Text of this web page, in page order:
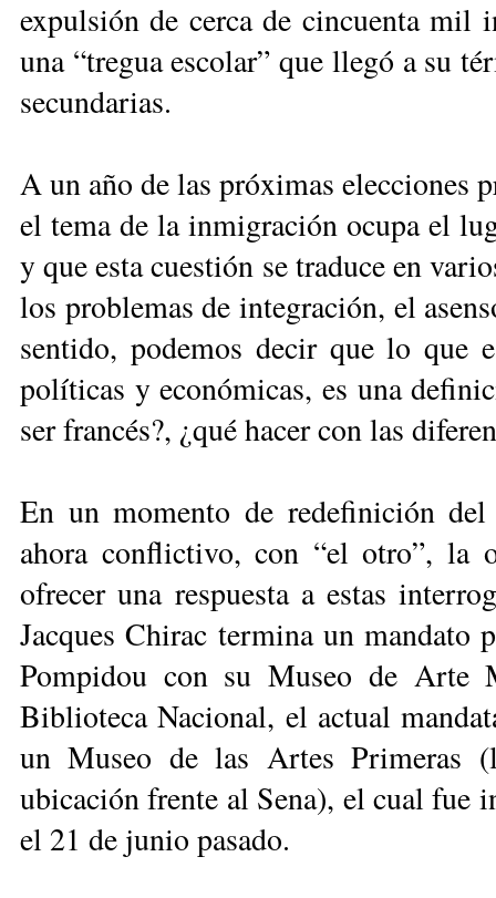
expulsión de cerca de cincuenta mil
una “tregua escolar” que llegó a su
secundarias.
A un año de las próximas elecciones
el tema de la inmigración ocupa el
y que esta cuestión se traduce en
los problemas de integración, el
sentido, podemos decir que lo que
políticas y económicas, es una
ser francés?, ¿qué hacer con las
En un momento de redefinición
ahora conflictivo, con “el otro”, la
ofrecer una respuesta a estas
Jacques Chirac termina un mandato
Pompidou con su Museo de Arte
Biblioteca Nacional, el actual
un Museo de las Artes Primeras
ubicación frente al Sena), el cual fue
el 21 de junio pasado.